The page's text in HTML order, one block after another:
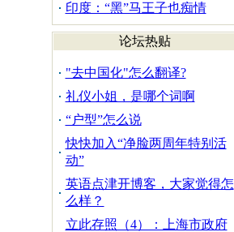
印度：“黑”马王子也痴情
论坛热贴
"去中国化"怎么翻译?
礼仪小姐，是哪个词啊
“户型”怎么说
快快加入“净脸两周年特别活
动”
英语点津开博客，大家觉得怎
么样？
立此存照（4）：上海市政府